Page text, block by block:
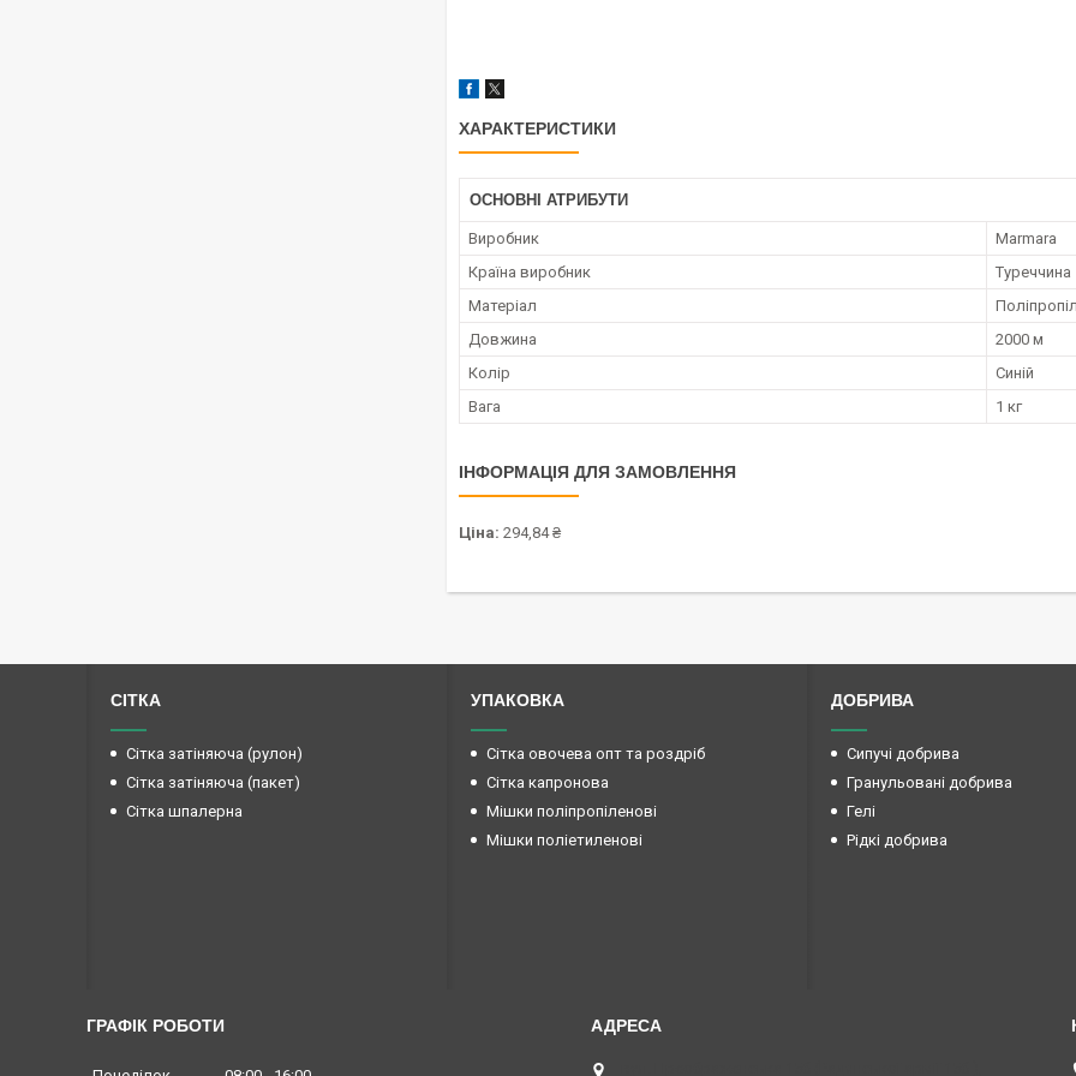
ХАРАКТЕРИСТИКИ
ОСНОВНІ АТРИБУТИ
Виробник
Marmara
Країна виробник
Туреччина
Матеріал
Довжина
2000 м
Колір
Синій
Вага
1 кг
ІНФОРМАЦІЯ ДЛЯ ЗАМОВЛЕННЯ
Ціна: 294,84 ₴
СІТКА
Сітка затіняюча (рулон)
Сітка затіняюча (пакет)
Сітка шпалерна
УПАКОВКА
Сітка овочева опт та роздріб
Сітка капронова
Мішки поліпропіленові
Мішки поліетиленові
ДОБРИВА
Сипучі добрива
Гранульовані добрива
Гелі
Рідкі добрива
ГРАФІК РОБОТИ